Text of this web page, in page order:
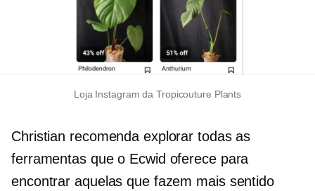
Loja Instagram da Tropicouture Plants
Christian recomenda explorar todas as
ferramentas que o Ecwid oferece para
encontrar aquelas que fazem mais sentido